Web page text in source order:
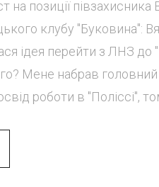
на позиції
клубу "Буковина":
ідея перейти з ЛНЗ
Мене набрав
роботи в "Поліссі",